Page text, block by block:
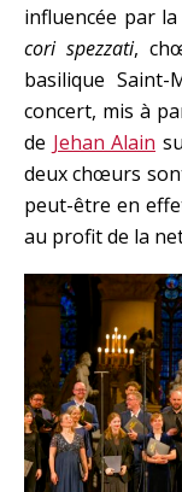
influencée par
cori spezzati,
basilique
concert, mis à
de Jehan Alain
deux chœurs
peut-être en
au profit de la